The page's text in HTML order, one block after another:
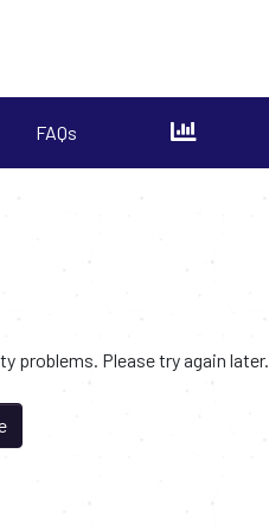
FAQs
problems. Please try again later.